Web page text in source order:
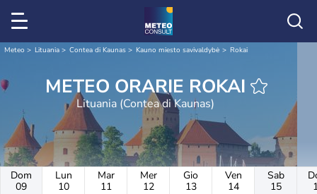
Meteo Lituania Contea di Kaunas Kauno miesto savivaldybė Rokai
METEO ORARIE ROKAI
Lituania (Contea di Kaunas)
Dom
09
Lun
10
Mar
11
Mer
12
Gio
13
Ven
14
Sab
15